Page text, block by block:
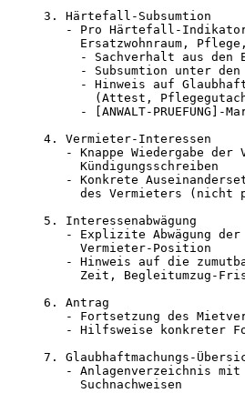
3. Härtefall-Subsumtion
- Pro Härtefall-
Ersatzwohnraum,
- Sachverhalt aus den
- Subsumtion unter
- Hinweis auf
(Attest,
- [ANWALT-PRUEFUNG]-
4. Vermieter-Interessen
- Knappe Wiedergabe der
     Kündigungsschreiben
- Konkrete
des Vermieters (nicht
5. Interessenabwägung
- Explizite Abwägung
     Vermieter-Position
- Hinweis auf die
Zeit, Begleitumzug-
6. Antrag
- Fortsetzung des
- Hilfsweise konkreter
7. Glaubhaftmachungs-
- Anlagenverzeichnis mit
     Suchnachweisen